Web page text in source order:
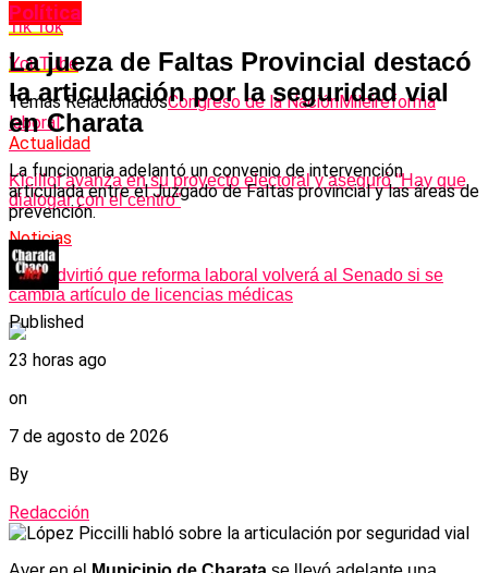
Tik Tok
YouTube
Temas RelacionadosCongreso de la NaciónMileireforma
laboral
Actualidad
Kicillof avanza en su proyecto electoral y aseguró “Hay que
dialogar con el centro”
Noticias
UxP advirtió que reforma laboral volverá al Senado si se
cambia artículo de licencias médicas
Política
La jueza de Faltas Provincial destacó
la articulación por la seguridad vial
en Charata
La funcionaria adelantó un convenio de intervención
articulada entre el Juzgado de Faltas provincial y las áreas de
prevención.
Published
23 horas ago
on
7 de agosto de 2026
By
Redacción